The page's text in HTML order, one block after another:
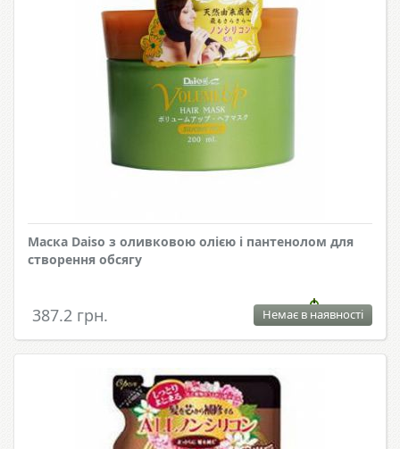
Маска Daiso з оливковою олією і пантенолом для
створення обсягу
387.2 грн. Немає в наявності